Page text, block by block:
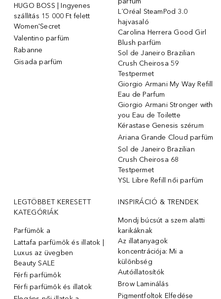
HUGO BOSS | Ingyenes
szállítás 15 000 Ft felett
Women'Secret
Valentino parfüm
Rabanne
Gisada parfüm
L´Oréal SteamPod 3.0
hajvasaló
Carolina Herrera Good Girl
Blush parfüm
Sol de Janeiro Brazilian
Crush Cheirosa 59
Testpermet
Giorgio Armani My Way Refill
Eau de Parfum
Giorgio Armani Stronger with
you Eau de Toilette
Kérastase Genesis szérum
Ariana Grande Cloud parfüm
Sol de Janeiro Brazilian
Crush Cheirosa 68
Testpermet
YSL Libre Refill női parfüm
LEGTÖBBET KERESETT
KATEGÓRIÁK
Parfümök ️a
Lattafa parfümök és illatok |
Luxus az üvegben
Beauty SALE
Férfi parfümök
Férfi parfümök és illatok
INSPIRÁCIÓ & TRENDEK
Mondj búcsút a szem alatti
karikáknak
Az illatanyagok
koncentrációja: Mi a
különbség
Autóillatosítók
Brow Laminálás
Pigmentfoltok Elfedése